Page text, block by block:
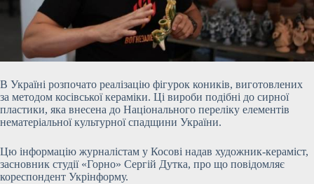
В Україні розпочато реалізацію фігурок коників, виготовлених
за методом косівської кераміки. Ці вироби подібні до сирної
пластики, яка внесена до Національного переліку елементів
нематеріальної культурної спадщини України.
Цю інформацію журналістам у Косові надав художник-кераміст,
засновник студії «Горно» Сергій Дутка, про що повідомляє
кореспондент Укрінформу.